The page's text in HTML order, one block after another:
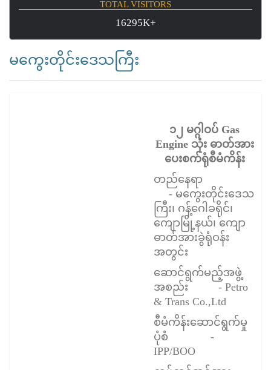
TOTAL VISITORS
16295K+
မကွေးတိုင်းဒေသကြီး
၁၂ မဂ္ဂါဝပ် Gas
Engine သုံး ဓာတ်အား
ပေးစက်ရုံစီမံကိန်း
တည်နေရ
- မကွေးတိုင်းဒေသ
ကြီး၊ ဂန့်ဂေါခရိုင်၊
ကျောမြို့နယ်၊ ကျော
ဓာတ်အားခွဲရုံဝန်း
အတွင်း
ဆောင်ရွက်မည့်အဖွဲ့
အစည်း - Petro
& Trans Co.,Ltd
စီမံကိန်းဆောင်ရွက်မှု
ပုံစံ -
IPP/BOO